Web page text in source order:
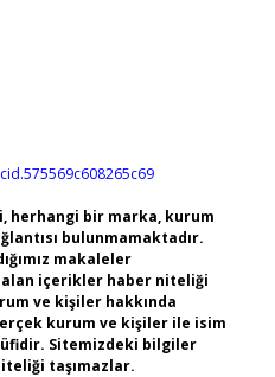
herhangi bir marka, kurum
bulunmamaktadır.
makaleler
alan içerikler haber niteliği
ve kişiler hakkında
kurum ve kişiler ile isim
Sitemizdeki bilgiler
taşımazlar.